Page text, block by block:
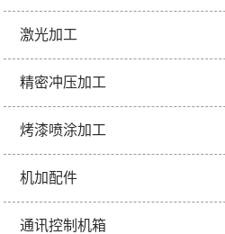
激光加工
精密冲压加工
烤漆喷涂加工
机加配件
通讯控制机箱